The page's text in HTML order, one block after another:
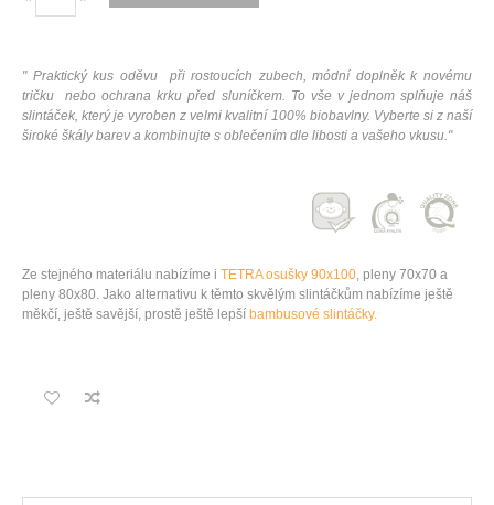
" Praktický kus oděvu při rostoucích zubech, módní doplněk k novému
tričku nebo ochrana krku před sluníčkem. To vše v jednom splňuje náš
slintáček, který je vyroben z velmi kvalitní 100% biobavlny. Vyberte si z naší
široké škály barev a kombinujte s oblečením dle libosti a vašeho vkusu."
Ze stejného materiálu nabízíme i TETRA osušky 90x100, pleny 70x70 a
pleny 80x80. Jako alternativu k těmto skvělým slintáčkům nabízíme ještě
měkčí, ještě savější, prostě ještě lepší bambusové slintáčky.